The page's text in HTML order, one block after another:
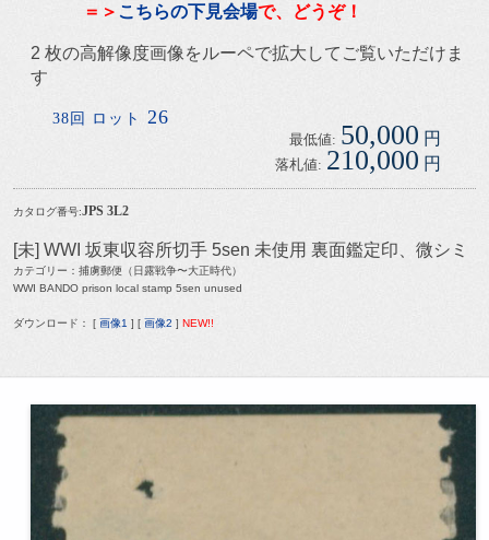
＝＞ こちらの下見会場で、どうぞ！
2 枚の高解像度画像をルーペで拡大してご覧いただけま
す
38回 ロット 26
最低値: 50,000 円
落札値: 210,000 円
カタログ番号:JPS 3L2
[未] WWI 坂東収容所切手 5sen 未使用 裏面鑑定印、微シミ
カテゴリー：捕虜郵便（日露戦争〜大正時代）
WWI BANDO prison local stamp 5sen unused
ダウンロード： [ 画像1 ] [ 画像2 ] NEW!!